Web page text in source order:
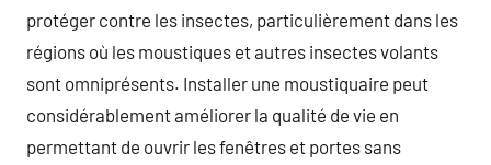
protéger contre les insectes, particulièrement dans les
régions où les moustiques et autres insectes volants
sont omniprésents. Installer une moustiquaire peut
considérablement améliorer la qualité de vie en
permettant de ouvrir les fenêtres et portes sans